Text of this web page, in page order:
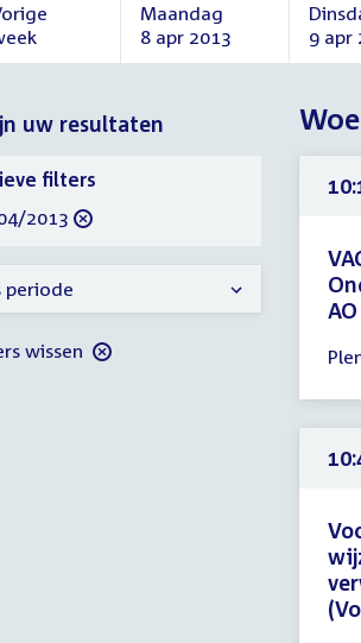
Maandag
8 apr 2013
Maandag
2013
9 apr
april
2013
uw resultaten
-
filters
2013
periode
wissen